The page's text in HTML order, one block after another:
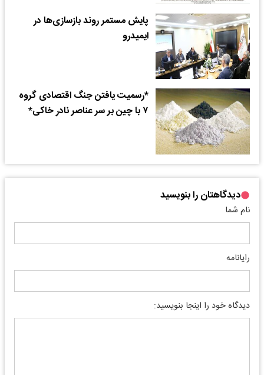
پایش مستمر روند بازسازی‌ها در
ایمیدرو
*رسمیت یافتن جنگ اقتصادی گروه
۷ با چین بر سر عناصر نادر خاکی*
دیدگاهتان را بنویسید
نام شما
رایانامه
دیدگاه خود را اینجا بنویسید: